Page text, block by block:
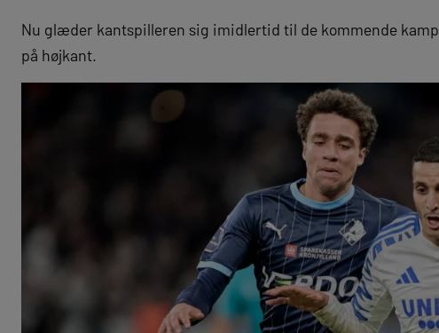
Nu glæder kantspilleren sig imidlertid til de kommende
på højkant.